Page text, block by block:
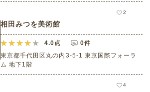
2
相田みつを美術館
4.0点
0件
東京都千代田区丸の内3-5-1 東京国際フォーラ
ム 地下1階
4